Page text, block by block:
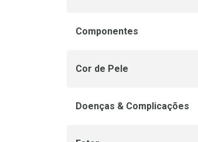
Componentes
Cor de Pele
Doenças & Complicações